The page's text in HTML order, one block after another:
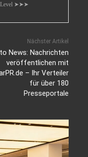
Level ➤➤➤
Nächster Artikel
News: Nachrichten
veröffentlichen mit
– Ihr Verteiler
für über 180
Presseportale